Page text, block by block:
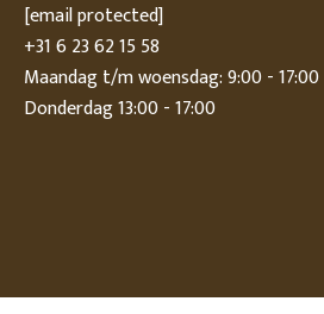
[email protected]
+31 6 23 62 15 58
Maandag t/m woensdag: 9:00 - 17:00
Donderdag 13:00 - 17:00